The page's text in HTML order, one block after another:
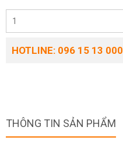
HOTLINE: 096 15 13 000
THÔNG TIN SẢN PHẨM